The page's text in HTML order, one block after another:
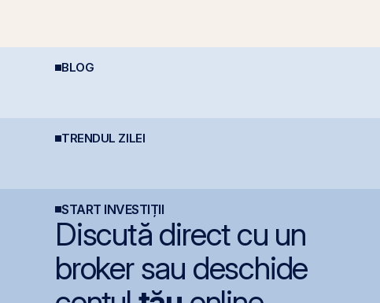
BLOG
Cum funcționează
TRENDUL ZILEI
BET urcă 2,37%, iar
START INVESTIȚII
Discută direct cu un
broker sau deschide